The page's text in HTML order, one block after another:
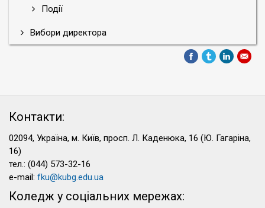
Події
Вибори директора
Контакти:
02094, Україна, м. Київ, просп. Л. Каденюка, 16 (Ю. Гагаріна,
16)
тел.: (044) 573-32-16
e-mail: fku@kubg.edu.ua
Коледж у соціальних мережах: